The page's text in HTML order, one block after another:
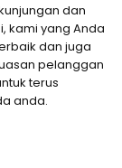
dan
kami yang Anda
dan juga
pelanggan
terus
anda.